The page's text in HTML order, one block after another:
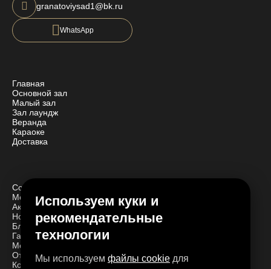
granatoviysad1@bk.ru
WhatsApp
Главная
Основной зал
Малый зал
Зал лаундж
Веранда
Караоке
Доставка
События
Мероприятия
Акции
Новости
Блог
Галерея
Меню ресторана
Отзывы
Контакты
Используем куки и
рекомендательные
технологии
Мы используем файлы cookie для